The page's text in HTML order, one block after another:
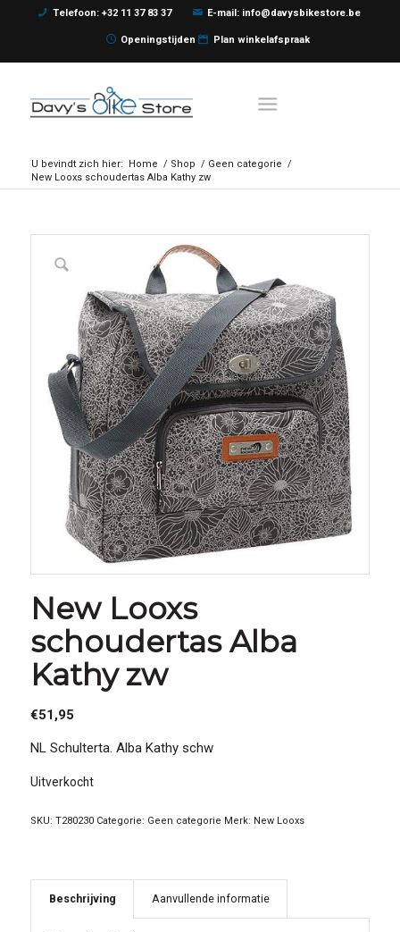
Telefoon: +32 11 37 83 37 E-mail: info@davysbikestore.be
Openingstijden Plan winkelafspraak
U bevindt zich hier: Home / Shop / Geen categorie /
New Looxs schoudertas Alba Kathy zw
New Looxs
schoudertas Alba
Kathy zw
€51,95
NL Schulterta. Alba Kathy schw
Uitverkocht
SKU: T280230 Categorie: Geen categorie Merk: New Looxs
Beschrijving Aanvullende informatie